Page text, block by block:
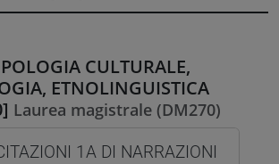
CULTURALE,
ETNOLINGUISTICA
Laurea magistrale (DM270)
1A DI NARRAZIONI